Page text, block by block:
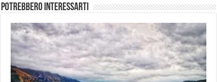
Potrebbero Interessarti